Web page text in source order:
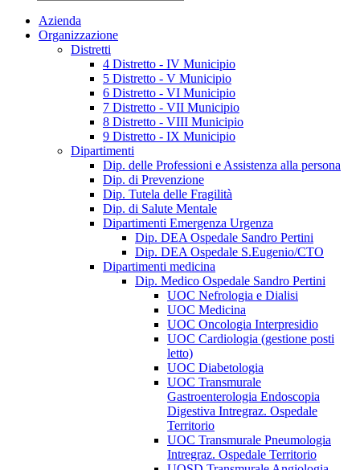
Azienda
Organizzazione
Distretti
4 Distretto - IV Municipio
5 Distretto - V Municipio
6 Distretto - VI Municipio
7 Distretto - VII Municipio
8 Distretto - VIII Municipio
9 Distretto - IX Municipio
Dipartimenti
Dip. delle Professioni e Assistenza alla persona
Dip. di Prevenzione
Dip. Tutela delle Fragilità
Dip. di Salute Mentale
Dipartimenti Emergenza Urgenza
Dip. DEA Ospedale Sandro Pertini
Dip. DEA Ospedale S.Eugenio/CTO
Dipartimenti medicina
Dip. Medico Ospedale Sandro Pertini
UOC Nefrologia e Dialisi
UOC Medicina
UOC Oncologia Interpresidio
UOC Cardiologia (gestione posti
letto)
UOC Diabetologia
UOC Transmurale
Gastroenterologia Endoscopia
Digestiva Intregraz. Ospedale
Territorio
UOC Transmurale Pneumologia
Intregraz. Ospedale Territorio